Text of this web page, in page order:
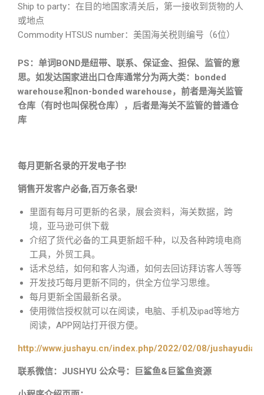
Ship to party：在目的地国家清关后，第一接收到货物的人
或地点
Commodity HTSUS number：美国海关税则编号（6位）
PS：单词BOND是纽带、联系、保证金、担保、监管的意
思。如发达国家进出口仓库通常分为两大类：bonded
warehouse和non-bonded warehouse，前者是海关监管
仓库（有时也叫保税仓库），后者是海关不监管的普通仓
库
每月更新名录的开发电子书!
销售开发客户必备,百万条名录!
里面有每月可更新的名录，展会资料，海关数据，跨
境，亚马逊可供下载
介绍了货代必备的工具更新超千种，以及各种跨境电商
工具，外贸工具。
话术总结，如何和客人沟通，如何去回访拜访客人等等
开发技巧每月更新不同的，供全方位学习思维。
每月更新全国最新名录。
使用微信授权就可以在阅读，电脑、手机及ipad等地方
阅读，APP网站打开很方便。
http://www.jushayu.cn/index.php/2022/02/08/
联系微信：JUSHYU 公众号：巨鲨鱼&巨鲨鱼资源